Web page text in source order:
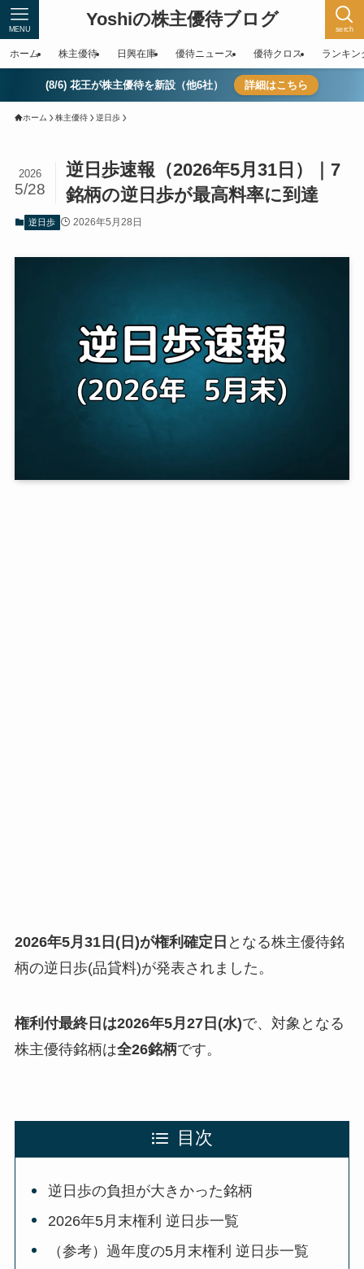
Yoshiの株主優待ブログ serch
MENU
ホーム 株主優待 日興在庫 優待ニュース 優待クロス ランキン
(8/6) 花王が株主優待を新設（他6社） 詳細はこちら
ホーム 株主優待 逆日歩
逆日歩速報（2026年5月31日）｜7
銘柄の逆日歩が最高料率に到達
2026
5/28
逆日歩 2026年5月28日
2026年5月31日(日)が権利確定日 となる株主優待銘
柄の逆日歩(品貸料)が発表されました。
権利付最終日は2026年5月27日(水)で、対象となる
株主優待銘柄は全26銘柄です。
目次
逆日歩の負担が大きかった銘柄
2026年5月末権利 逆日歩一覧
（参考）過年度の5月末権利 逆日歩一覧